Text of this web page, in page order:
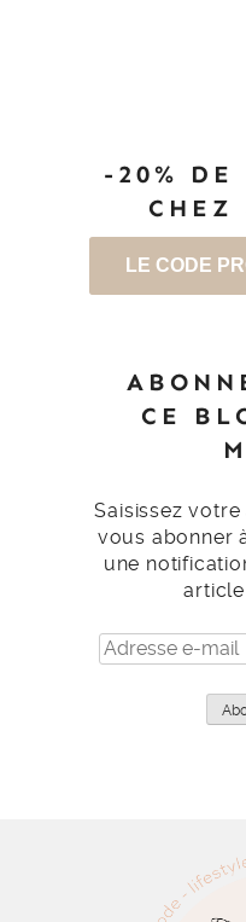
-20% DE
CHEZ
LE CODE
CE
Saisissez
vous abonner
une
Adresse
e-